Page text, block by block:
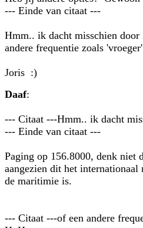
--- Einde van citaat ---
Hmm.. ik dacht misschien
andere frequentie zoals
Joris :)
Daaf:
--- Citaat ---Hmm.. ik dacht
--- Einde van citaat ---
Paging op 156.8000, denk niet
aangezien dit het
de maritimie is.
--- Citaat ---of een andere